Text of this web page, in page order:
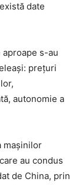
date
aproape s-au
prețuri
autonomie a
mașinilor
au condus
de China, prin